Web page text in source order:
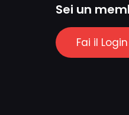
Sei un
Fai il Login